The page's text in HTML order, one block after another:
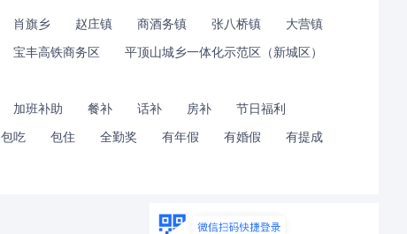
肖旗乡 赵庄镇 商酒务镇 张八桥镇 大营镇
宝丰高铁商务区 平顶山城乡一体化示范区（新城区）
加班补助 餐补 话补 房补 节日福利
包吃 包住 全勤奖 有年假 有婚假 有提成